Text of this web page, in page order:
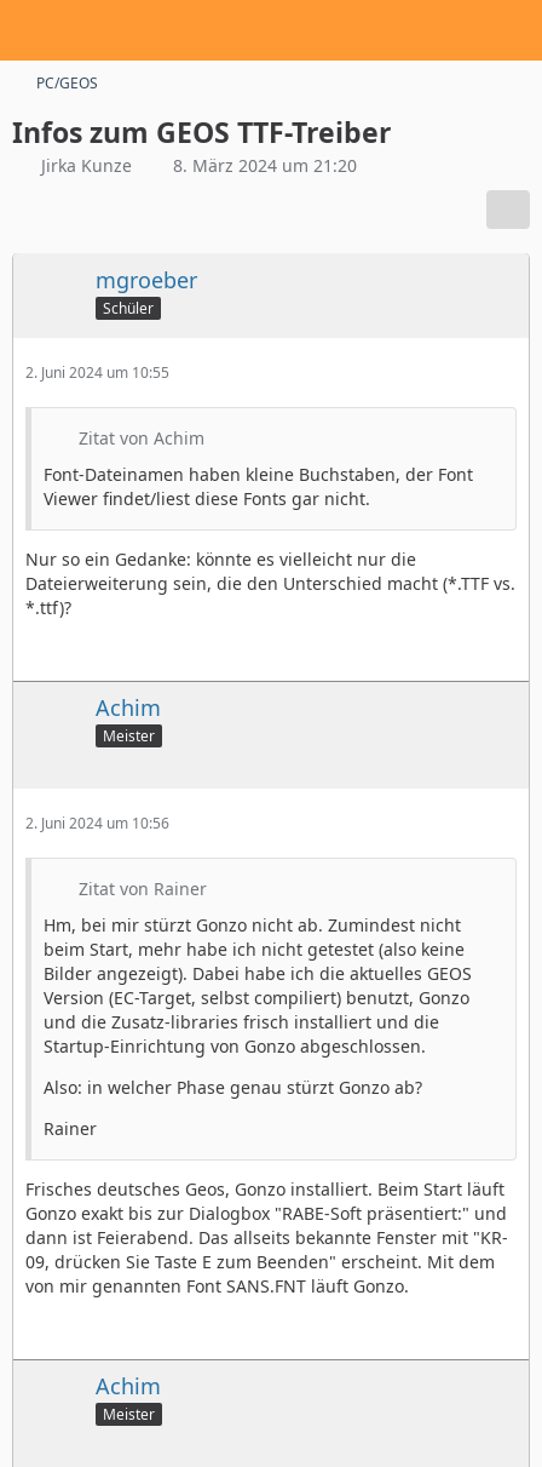
PC/GEOS
Infos zum GEOS TTF-Treiber
Jirka Kunze 8. März 2024 um 21:20
mgroeber
Schüler
2. Juni 2024 um 10:55
Zitat von Achim
Font-Dateinamen haben kleine Buchstaben, der Font
Viewer findet/liest diese Fonts gar nicht.
Nur so ein Gedanke: könnte es vielleicht nur die
Dateierweiterung sein, die den Unterschied macht (*.TTF vs.
*.ttf)?
Achim
Meister
2. Juni 2024 um 10:56
Zitat von Rainer
Hm, bei mir stürzt Gonzo nicht ab. Zumindest nicht
beim Start, mehr habe ich nicht getestet (also keine
Bilder angezeigt). Dabei habe ich die aktuelles GEOS
Version (EC-Target, selbst compiliert) benutzt, Gonzo
und die Zusatz-libraries frisch installiert und die
Startup-Einrichtung von Gonzo abgeschlossen.
Also: in welcher Phase genau stürzt Gonzo ab?
Rainer
Frisches deutsches Geos, Gonzo installiert. Beim Start läuft
Gonzo exakt bis zur Dialogbox "RABE-Soft präsentiert:" und
dann ist Feierabend. Das allseits bekannte Fenster mit "KR-
09, drücken Sie Taste E zum Beenden" erscheint. Mit dem
von mir genannten Font SANS.FNT läuft Gonzo.
Achim
Meister